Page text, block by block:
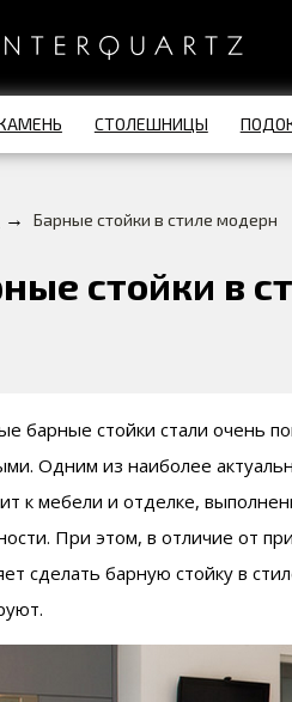
СТОЛЕШНИЦЫ
→ Барные стойки в стиле модерн
стойки в
барные стойки стали очень
Одним из наиболее
к мебели и отделке,
При этом, в отличие от
сделать барную стойку в